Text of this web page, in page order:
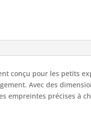
conçu pour les petits
Avec des
empreintes précises à